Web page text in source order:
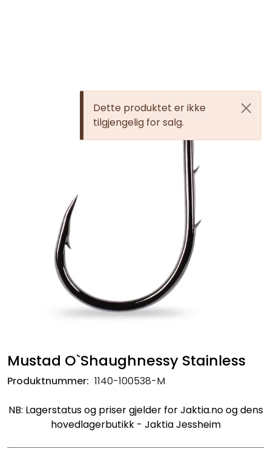
Dette produktet er ikke
tilgjengelig for salg.
Mustad O`Shaughnessy Stainless
Produktnummer: 1140-100538-M
NB: Lagerstatus og priser gjelder for Jaktia.no og dens
hovedlagerbutikk - Jaktia Jessheim